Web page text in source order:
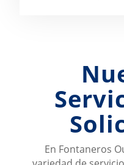
En Fontaneros